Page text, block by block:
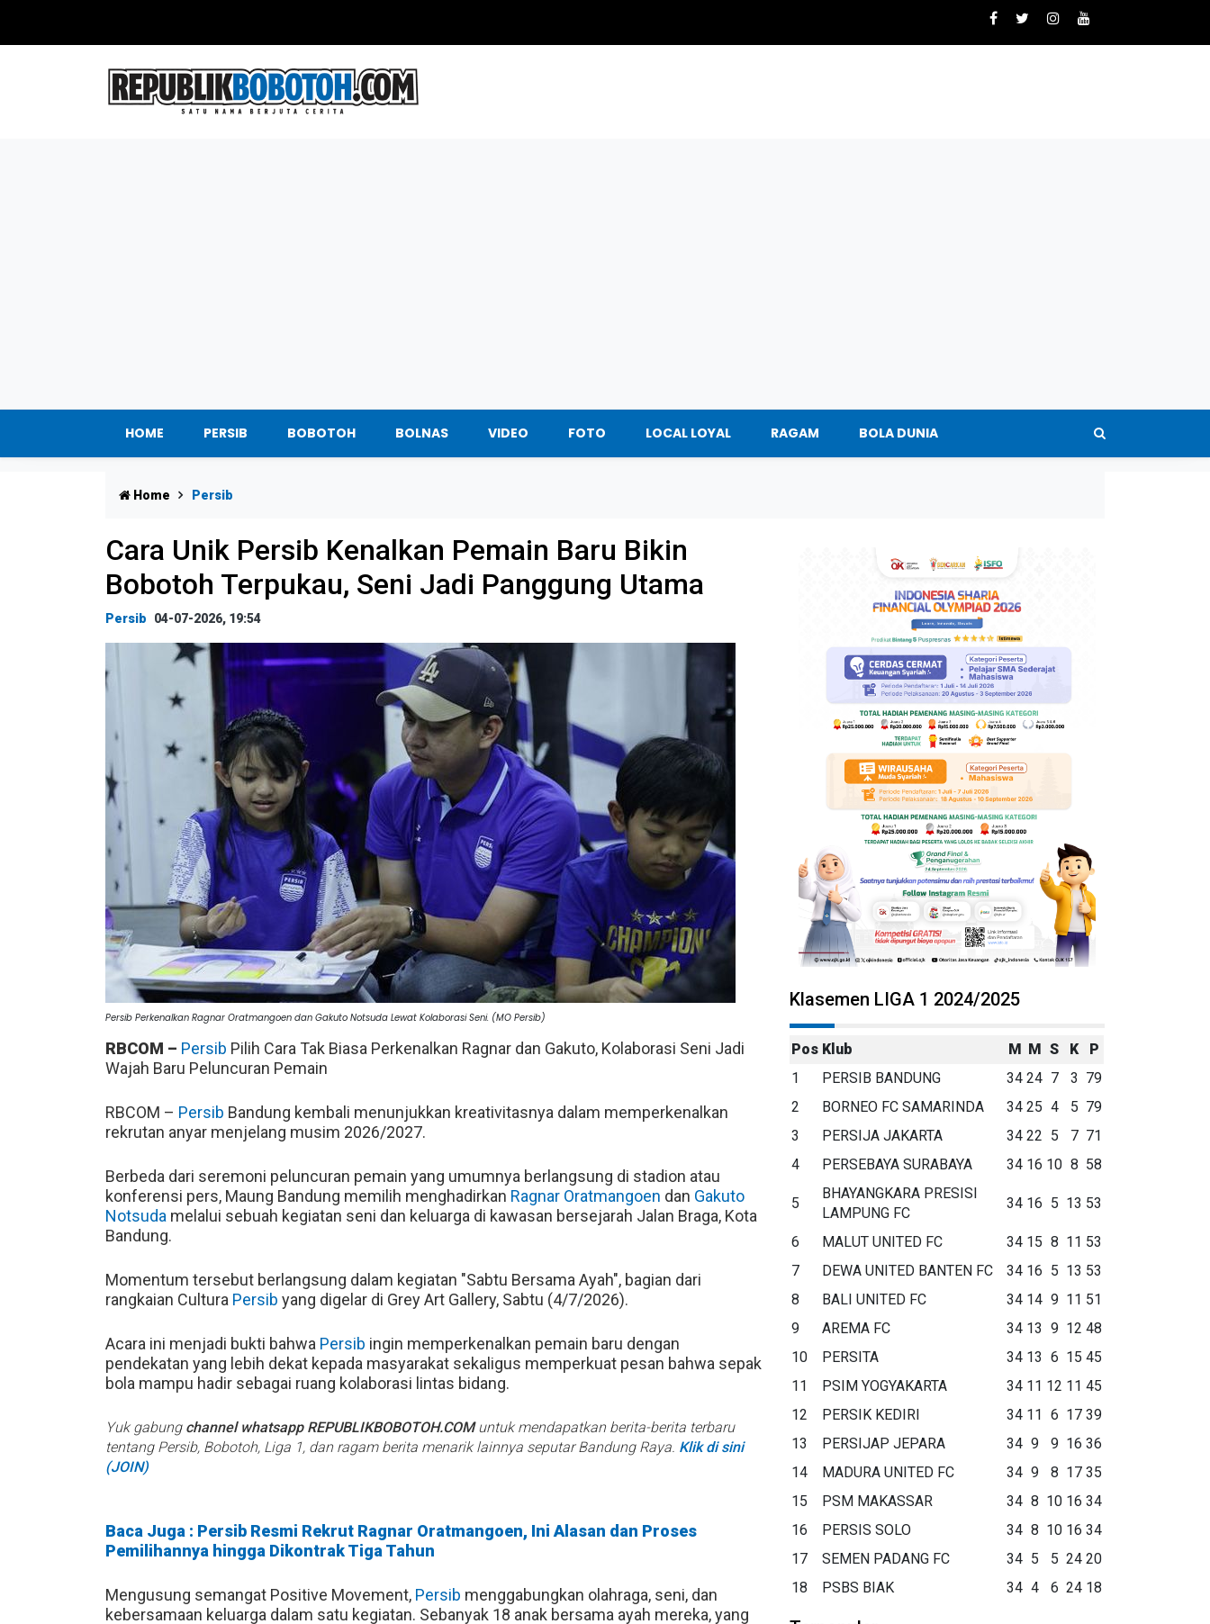
HOME PERSIB BOBOTOH BOLNAS VIDEO FOTO LOCAL LOYAL RAGAM BOLA DUNIA
Home Persib
Cara Unik Persib Kenalkan Pemain Baru Bikin
Bobotoh Terpukau, Seni Jadi Panggung Utama
Persib 04-07-2026, 19:54
Persib Perkenalkan Ragnar Oratmangoen dan Gakuto Notsuda Lewat Kolaborasi Seni. (MO Persib)
RBCOM – Persib Pilih Cara Tak Biasa Perkenalkan Ragnar dan Gakuto, Kolaborasi Seni Jadi
Wajah Baru Peluncuran Pemain
RBCOM – Persib Bandung kembali menunjukkan kreativitasnya dalam memperkenalkan
rekrutan anyar menjelang musim 2026/2027.
Berbeda dari seremoni peluncuran pemain yang umumnya berlangsung di stadion atau
konferensi pers, Maung Bandung memilih menghadirkan Ragnar Oratmangoen dan Gakuto
Notsuda melalui sebuah kegiatan seni dan keluarga di kawasan bersejarah Jalan Braga, Kota
Bandung.
Momentum tersebut berlangsung dalam kegiatan "Sabtu Bersama Ayah", bagian dari
rangkaian Cultura Persib yang digelar di Grey Art Gallery, Sabtu (4/7/2026).
Acara ini menjadi bukti bahwa Persib ingin memperkenalkan pemain baru dengan
pendekatan yang lebih dekat kepada masyarakat sekaligus memperkuat pesan bahwa sepak
bola mampu hadir sebagai ruang kolaborasi lintas bidang.
Yuk gabung channel whatsapp REPUBLIKBOBOTOH.COMuntuk mendapatkan berita-berita terbaru
tentang Persib, Bobotoh, Liga 1, dan ragam berita menarik lainnya seputar Bandung Raya. Klik di sini
(JOIN)
Baca Juga : Persib Resmi Rekrut Ragnar Oratmangoen, Ini Alasan dan Proses
Pemilihannya hingga Dikontrak Tiga Tahun
Mengusung semangat Positive Movement, Persib menggabungkan olahraga, seni, dan
kebersamaan keluarga dalam satu kegiatan. Sebanyak 18 anak bersama ayah mereka, yang
Klasemen LIGA 1 2024/2025
Pos Klub M M S K
P
1
PERSIB BANDUNG 34 24 7 3 79
2
BORNEO FC SAMARINDA 34 25 4 5 79
3
PERSIJA JAKARTA 34 22 5 7 71
4
PERSEBAYA SURABAYA 34 16 10 8 58
5
BHAYANGKARA PRESISI
LAMPUNG FC
34 16 5 13 53
6 MALUT UNITED FC 34 15 8 11 53
7
DEWA UNITED BANTEN FC 34 16 5 13 53
8
BALI UNITED FC 34 14 9 11 51
9
AREMA FC 34 13 9 12 48
10
PERSITA 34 13 6 15 45
11
PSIM YOGYAKARTA 34 11 12 11 45
12
PERSIK KEDIRI 34 11 6 17 39
13
PERSIJAP JEPARA 34 9 9 16 36
14
MADURA UNITED FC 34 9 8 17 35
15
PSM MAKASSAR 34 8 10 16 34
16
PERSIS SOLO 34 8 10 16 34
17
SEMEN PADANG FC 34 5 5 24 20
18
PSBS BIAK 34 4 6 24 18